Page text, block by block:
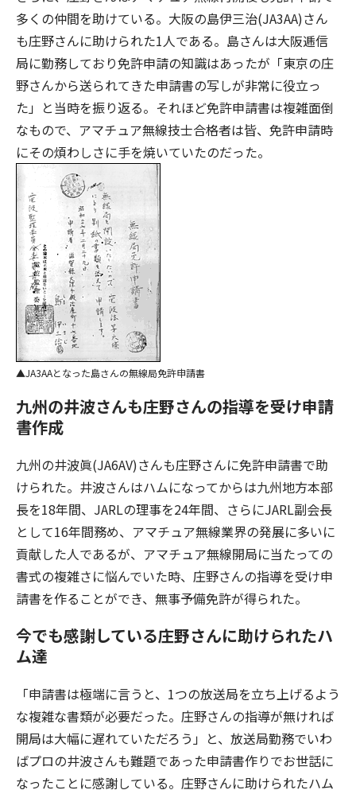
多くの仲間を助けている。大阪の島伊三治(JA3AA)さん
も庄野さんに助けられた1人である。島さんは大阪逓信
局に勤務しており免許申請の知識はあったが「東京の庄
野さんから送られてきた申請書の写しが非常に役立っ
た」と当時を振り返る。それほど免許申請書は複雑面倒
なもので、アマチュア無線技士合格者は皆、免許申請時
にその煩わしさに手を焼いていたのだった。
JA3AAとなった島さんの無線局免許申請書
九州の井波さんも庄野さんの指導を受け申請
書作成
九州の井波眞(JA6AV)さんも庄野さんに免許申請書で助
けられた。井波さんはハムになってからは九州地方本部
長を18年間、JARLの理事を24年間、さらにJARL副会長
として16年間務め、アマチュア無線業界の発展に多いに
貢献した人であるが、アマチュア無線開局に当たっての
書式の複雑さに悩んでいた時、庄野さんの指導を受け申
請書を作ることができ、無事予備免許が得られた。
今でも感謝している庄野さんに助けられたハ
ム達
「申請書は極端に言うと、1つの放送局を立ち上げるよう
な複雑な書類が必要だった。庄野さんの指導が無ければ
開局は大幅に遅れていただろう」と、放送局勤務でいわ
ばプロの井波さんも難題であった申請書作りでお世話に
なったことに感謝している。庄野さんに助けられたハム